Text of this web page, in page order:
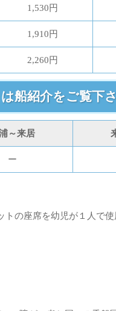
1,530円
1,910円
2,260円
船紹介をご覧下さ
～来居
ー
の座席を幼児が１人で